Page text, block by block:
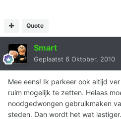
Quote
Smart
Geplaatst 6 Oktober, 2010
Mee eens! Ik parkeer ook altijd
ruim mogelijk te zetten. Helaas
noodgedwongen gebruikmaken
steden. Dan wordt het wat lastiger.